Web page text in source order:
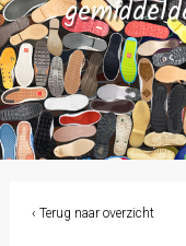
‹ Terug naar overzicht